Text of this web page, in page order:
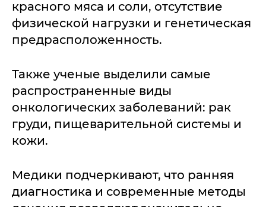
красного мяса и соли, отсутствие
физической нагрузки и генетическая
предрасположенность.
Также ученые выделили самые
распространенные виды
онкологических заболеваний: рак
груди, пищеварительной системы и
кожи.
Медики подчеркивают, что ранняя
диагностика и современные методы